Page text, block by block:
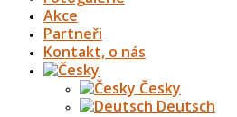
Akce
Partneři
Kontakt, o nás
Česky
Deutsch